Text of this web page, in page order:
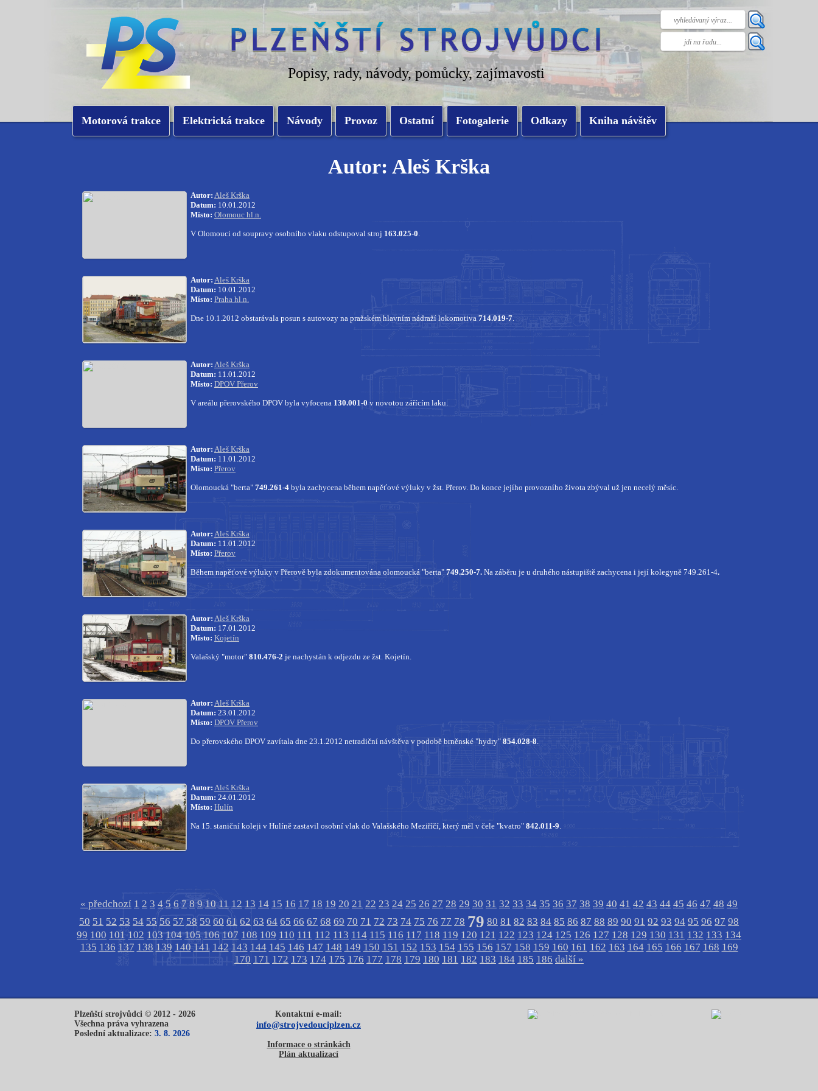
Popisy, rady, návody, pomůcky, zajímavosti
Motorová trakce Elektrická trakce Návody Provoz Ostatní Fotogalerie Odkazy Kniha návštěv
Autor: Aleš Krška
Autor: Aleš Krška
Datum: 10.01.2012
Místo: Olomouc hl.n.
V Olomouci od soupravy osobního vlaku odstupoval stroj 163.025-0.
Autor: Aleš Krška
Datum: 10.01.2012
Místo: Praha hl.n.
Dne 10.1.2012 obstarávala posun s autovozy na pražském hlavním nádraží lokomotiva 714.019-7.
Autor: Aleš Krška
Datum: 11.01.2012
Místo: DPOV Přerov
V areálu přerovského DPOV byla vyfocena 130.001-0 v novotou zářícím laku.
Autor: Aleš Krška
Datum: 11.01.2012
Místo: Přerov
Olomoucká "berta" 749.261-4 byla zachycena během napěťové výluky v žst. Přerov. Do konce jejího provozního života zbýval už jen necelý měsíc.
Autor: Aleš Krška
Datum: 11.01.2012
Místo: Přerov
Během napěťové výluky v Přerově byla zdokumentována olomoucká "berta" 749.250-7. Na záběru je u druhého nástupiště zachycena i její kolegyně 749.261-4.
Autor: Aleš Krška
Datum: 17.01.2012
Místo: Kojetín
Valašský "motor" 810.476-2 je nachystán k odjezdu ze žst. Kojetín.
Autor: Aleš Krška
Datum: 23.01.2012
Místo: DPOV Přerov
Do přerovského DPOV zavítala dne 23.1.2012 netradiční návštěva v podobě brněnské "hydry" 854.028-8.
Autor: Aleš Krška
Datum: 24.01.2012
Místo: Hulín
Na 15. staniční koleji v Hulíně zastavil osobní vlak do Valašského Meziříčí, který měl v čele "kvatro" 842.011-9.
« předchozí 1 2 3 4 5 6 7 8 9 10 11 12 13 14 15 16 17 18 19 20 21 22 23 24 25 26 27 28 29 30 31 32 33 34 35 36 37 38 39 40 41 42 43 44 45 46 47 48 49
50 51 52 53 54 55 56 57 58 59 60 61 62 63 64 65 66 67 68 69 70 71 72 73 74 75 76 77 78 79 80 81 82 83 84 85 86 87 88 89 90 91 92 93 94 95 96 97 98
99 100 101 102 103 104 105 106 107 108 109 110 111 112 113 114 115 116 117 118 119 120 121 122 123 124 125 126 127 128 129 130 131 132 133 134
135 136 137 138 139 140 141 142 143 144 145 146 147 148 149 150 151 152 153 154 155 156 157 158 159 160 161 162 163 164 165 166 167 168 169
170 171 172 173 174 175 176 177 178 179 180 181 182 183 184 185 186 další »
Plzeňští strojvůdci © 2012 - 2026
Všechna práva vyhrazena
Poslední aktualizace: 3. 8. 2026
Kontaktní e-mail:
info@strojvedouciplzen.cz
Informace o stránkách
Plán aktualizací